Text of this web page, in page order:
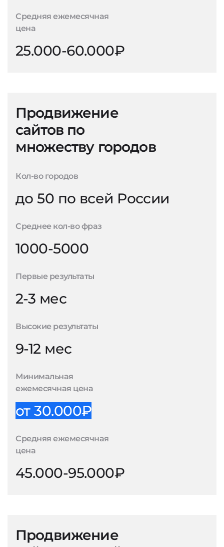
Средняя ежемесячная
цена
25.000-60.000₽
Продвижение
сайтов по
множеству городов
Кол-во городов
до 50 по всей России
Среднее кол-во фраз
1000-5000
Первые результаты
2-3 мес
Высокие результаты
9-12 мес
Минимальная
ежемесячная цена
от 30.000₽
Средняя ежемесячная
цена
45.000-95.000₽
Продвижение